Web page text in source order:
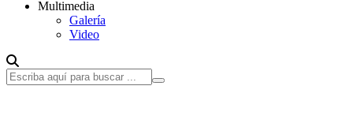
Multimedia
Galería
Video